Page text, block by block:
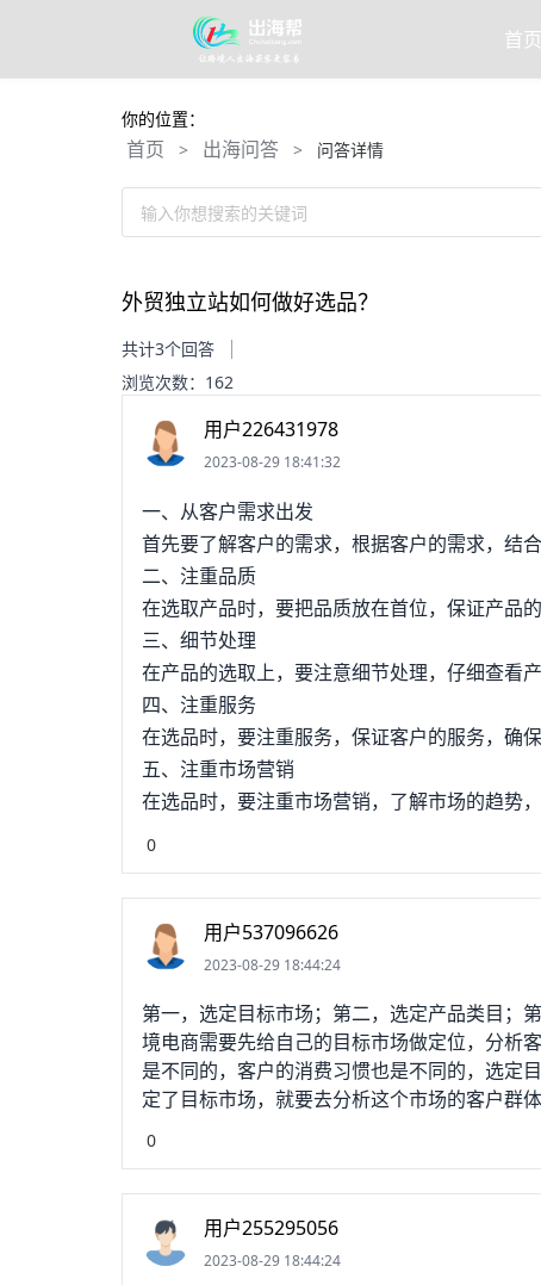
首页
你的位置：
首页 > 出海问答 > 问答详情
输入你想搜索的关键词
外贸独立站如何做好选品？
共计3个回答
浏览次数：162
用户226431978
2023-08-29 18:41:32
一、从客户需求出发
首先要了解客户的需求，根据客户的需求，结
二、注重品质
在选取产品时，要把品质放在首位，保证产品
三、细节处理
在产品的选取上，要注意细节处理，仔细查看
四、注重服务
在选品时，要注重服务，保证客户的服务，确保
五、注重市场营销
在选品时，要注重市场营销，了解市场的趋势
0
用户537096626
2023-08-29 18:44:24
第一，选定目标市场；第二，选定产品类目；
境电商需要先给自己的目标市场做定位，分析
是不同的，客户的消费习惯也是不同的，选定
定了目标市场，就要去分析这个市场的客户群
辟蹊径自行开发产品。参考其它卖家的爆款产
些别人漏下的利润。而自己开发产品，必须基
旦成功所获得的利润也是相当丰厚的。如果能
0
用户255295056
2023-08-29 18:44:24